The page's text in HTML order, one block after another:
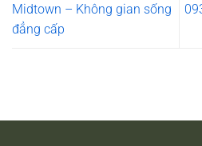
Midtown – Không gian sống
đẳng cấp